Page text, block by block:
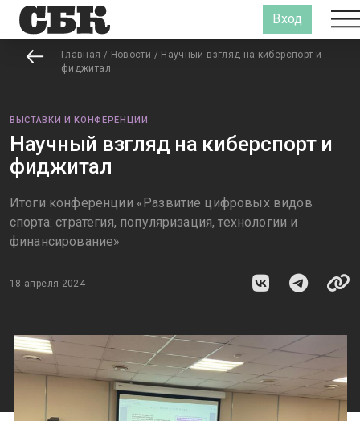
Вход
Главная / Новости / Научный взгляд на киберспорт и
фиджитал
ВЫСТАВКИ И КОНФЕРЕНЦИИ
Научный взгляд на киберспорт и
фиджитал
Итоги конференции «Развитие цифровых видов
спорта: стратегия, популяризация, технологии и
финансирование»
18 апреля 2024